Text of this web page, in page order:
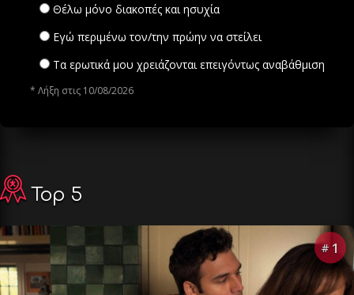
Θέλω μόνο διακοπές και ησυχία
Εγώ περιμένω τον/την πρώην να στείλει
Τα ερωτικά μου χρειάζονται επειγόντως αναβάθμιση
* Λήξη στις 10/08/2026
Top 5
# 1